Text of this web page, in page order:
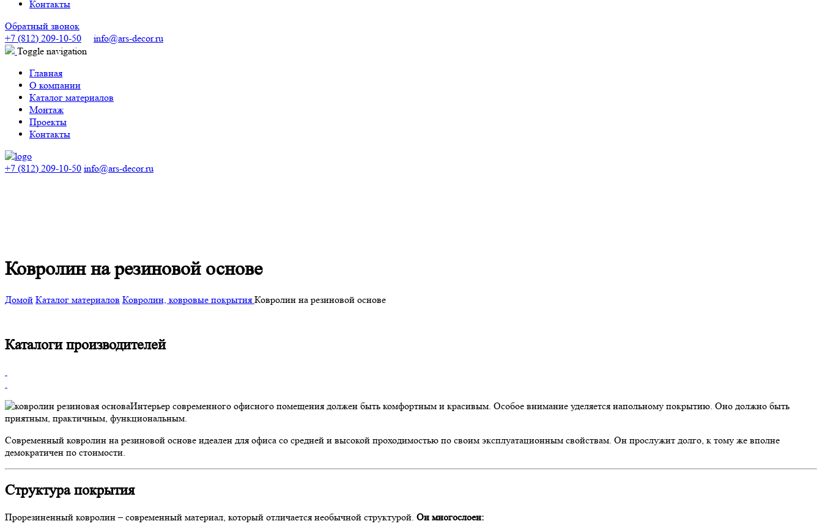
Контакты
Обратный звонок
+7 (812) 209-10-50
info@ars-decor.ru
Toggle navigation
Главная
О компании
Каталог материалов
Монтаж
Проекты
Контакты
+7 (812) 209-10-50 info@ars-decor.ru
Ковролин на резиновой основе
Домой Каталог материалов Ковролин, ковровые покрытия Ковролин на резиновой основе
Каталоги производителей
Интерьер современного офисного помещения должен быть комфортным и красивым. Особое внимание уделяется напольному покрытию. Оно должно быть
приятным, практичным, функциональным.
Современный ковролин на резиновой основе идеален для офиса со средней и высокой проходимостью по своим эксплуатационным свойствам. Он прослужит долго, к тому же вполне
демократичен по стоимости.
Структура покрытия
Прорезиненный ковролин – современный материал, который отличается необычной структурой. Он многослоен: